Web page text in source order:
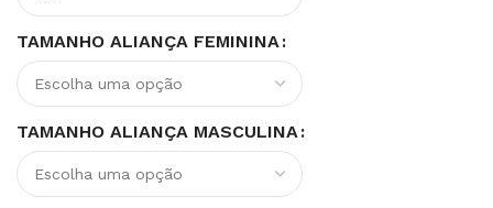
TAMANHO ALIANÇA FEMININA
TAMANHO ALIANÇA MASCULINA